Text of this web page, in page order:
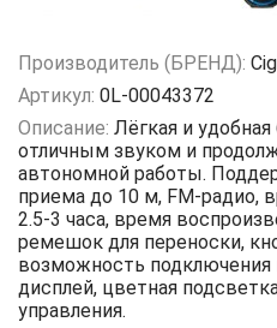
Производитель (БРЕНД):
Артикул: 0L-00043372
Описание: Лёгкая и
отличным звуком и
автономной работы.
приема до 10 м, FM-радио,
2.5-3 часа, время
ремешок для переноски,
возможность подключения
дисплей, цветная
управления.